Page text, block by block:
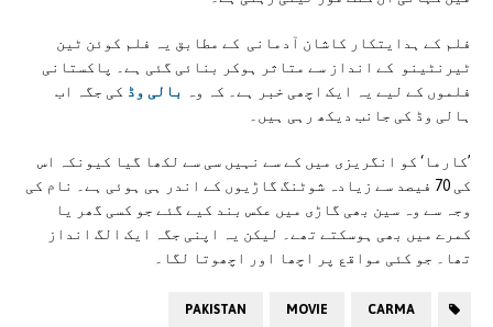
فلم کے ہدایتکار کاشان آدمانی کے مطابق یہ فلم کوئن ٹین
ٹیرنٹینو کے انداز سے متاثر ہوکر بنائی گئی ہے۔ پاکستانی
فلموں کے لیے یہ ایک اچھی خبر ہے۔ کہ وہ
بالی وڈ کی جگہ اب
ہالی وڈ کی جانب دیکھ رہی ہیں۔
’کارما‘ کو انگریزی میں کے سے نہیں سی سے لکھا گیا کیونکہ اس
کی 70 فیصد سے زیادہ شوٹنگ گاڑیوں کے اندر ہی ہوئی ہے۔ نام کی
وجہ سے وہ سین بھی گاڑی میں عکس بند کیے گئے جو کسی گھر یا
کمرے میں بھی ہوسکتے تھے۔ لیکن یہ اپنی جگہ ایک الگ انداز
تھا۔ جو کئی مواقع پر اچھا اور اچھوتا لگا۔
CARMA
MOVIE
PAKISTAN